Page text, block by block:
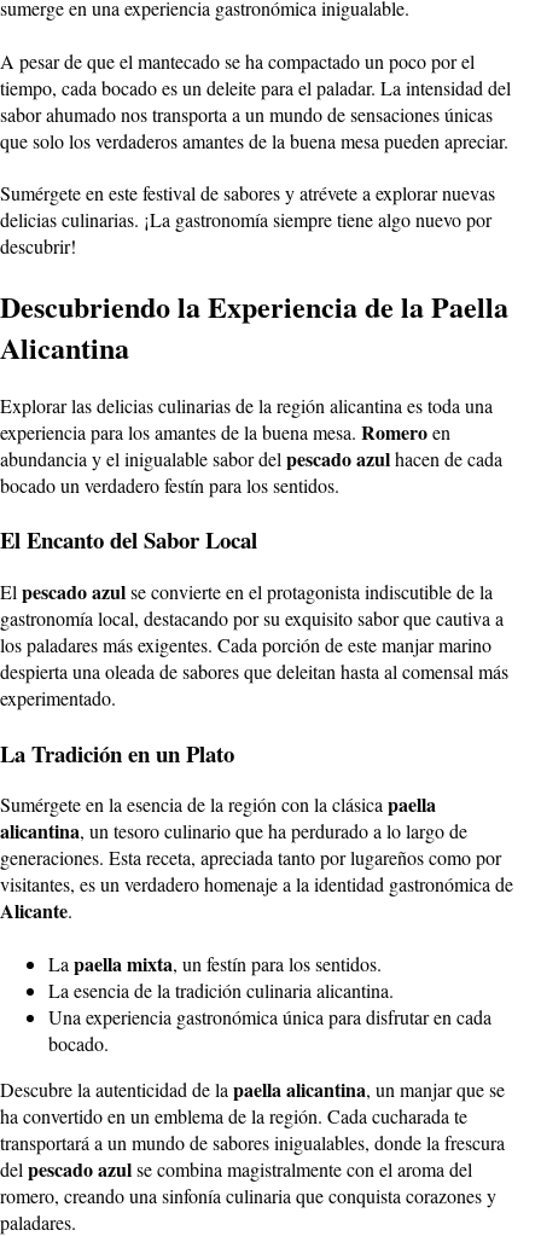
sumerge en una experiencia gastronómica inigualable.
A pesar de que el mantecado se ha compactado un poco por el
tiempo, cada bocado es un deleite para el paladar. La intensidad del
sabor ahumado nos transporta a un mundo de sensaciones únicas
que solo los verdaderos amantes de la buena mesa pueden apreciar.
Sumérgete en este festival de sabores y atrévete a explorar nuevas
delicias culinarias. ¡La gastronomía siempre tiene algo nuevo por
descubrir!
Descubriendo la Experiencia de la Paella
Alicantina
Explorar las delicias culinarias de la región alicantina es toda una
experiencia para los amantes de la buena mesa. Romeroen
abundancia y el inigualable sabor del pescado azulhacen de cada
bocado un verdadero festín para los sentidos.
El Encanto del Sabor Local
El pescado azulse convierte en el protagonista indiscutible de la
gastronomía local, destacando por su exquisito sabor que cautiva a
los paladares más exigentes. Cada porción de este manjar marino
despierta una oleada de sabores que deleitan hasta al comensal más
experimentado.
La Tradición en un Plato
Sumérgete en la esencia de la región con la clásicapaella
alicantina, un tesoro culinario que ha perdurado a lo largo de
generaciones. Esta receta, apreciada tanto por lugareños como por
visitantes, es un verdadero homenaje a la identidad gastronómica de
Alicante.
La paella mixta, un festín para los sentidos.
La esencia de la tradición culinaria alicantina.
Una experiencia gastronómica única para disfrutar en cada
bocado.
Descubre la autenticidad de la paella alicantina, un manjar que se
ha convertido en un emblema de la región. Cada cucharada te
transportará a un mundo de sabores inigualables, donde la frescura
del pescado azulse combina magistralmente con el aroma del
romero, creando una sinfonía culinaria que conquista corazones y
paladares.